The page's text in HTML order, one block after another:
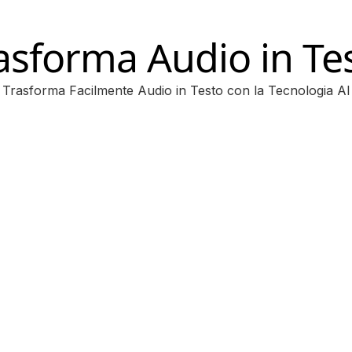
Audio in
Trasforma Facilmente Audio in Testo con la Tecnologia AI